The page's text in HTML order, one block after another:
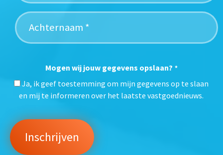
Mogen wij jouw gegevens opslaan? *
Ja, ik geef toestemming om mijn gegevens op te slaan
en mij te informeren over het laatste vastgoednieuws.